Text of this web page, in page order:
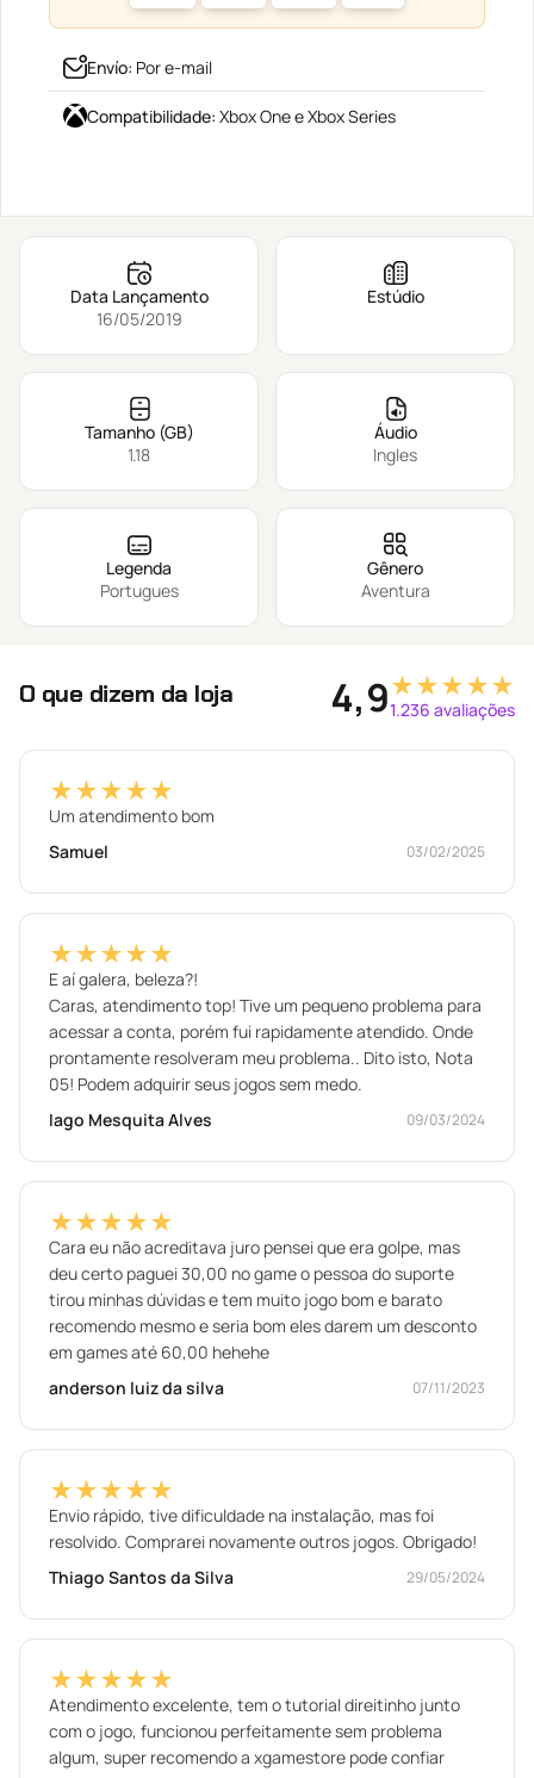
Envío: Por e-mail
Compatibilidade: Xbox One e Xbox Series
Data Lançamento
16/05/2019
Estúdio
Tamanho (GB)
1.18
Áudio
Ingles
Legenda
Portugues
Gênero
Aventura
O que dizem da loja 4,9★★★★★
1.236 avaliações
★★★★★
Um atendimento bom
Samuel
03/02/2025
★★★★★
E aí galera, beleza?!
Caras, atendimento top! Tive um pequeno problema para
acessar a conta, porém fui rapidamente atendido. Onde
prontamente resolveram meu problema.. Dito isto, Nota
05! Podem adquirir seus jogos sem medo.
Iago Mesquita Alves
09/03/2024
★★★★★
Cara eu não acreditava juro pensei que era golpe, mas
deu certo paguei 30,00 no game o pessoa do suporte
tirou minhas dúvidas e tem muito jogo bom e barato
recomendo mesmo e seria bom eles darem um desconto
em games até 60,00 hehehe
anderson luiz da silva
07/11/2023
★★★★★
Envio rápido, tive dificuldade na instalação, mas foi
resolvido. Comprarei novamente outros jogos. Obrigado!
Thiago Santos da Silva
29/05/2024
★★★★★
Atendimento excelente, tem o tutorial direitinho junto
com o jogo, funcionou perfeitamente sem problema
algum, super recomendo a xgamestore pode confiar